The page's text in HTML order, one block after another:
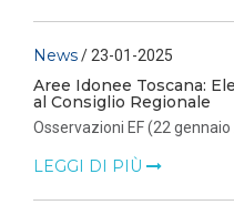
News/ 23-01-2025
Aree Idonee Toscana:
al Consiglio Regionale
Osservazioni EF (22
LEGGI DI PIÙ